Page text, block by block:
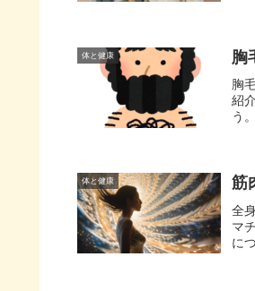
体と健康 胸
胸
紹
う。
体と健康 筋
全
マ
に